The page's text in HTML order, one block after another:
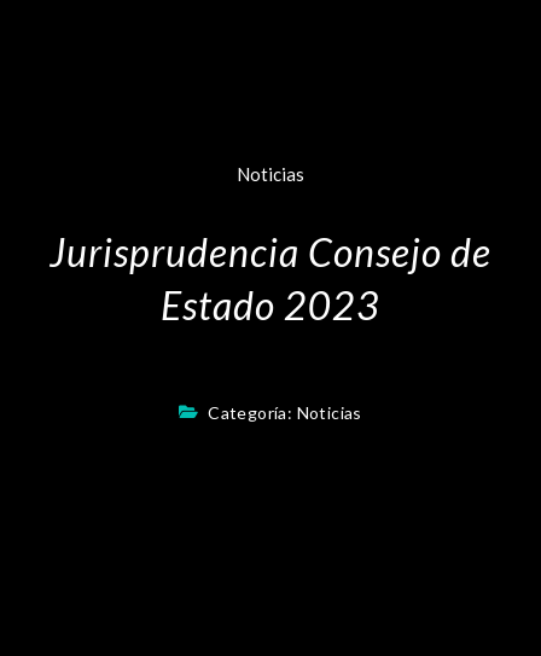
Noticias
Jurisprudencia Consejo de
Estado 2023
Categoría: Noticias